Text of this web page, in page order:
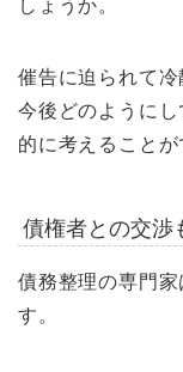
しょうか。
催告に迫られて冷
今後どのように
的に考えることが
債権者との交渉
債務整理の専門
す。